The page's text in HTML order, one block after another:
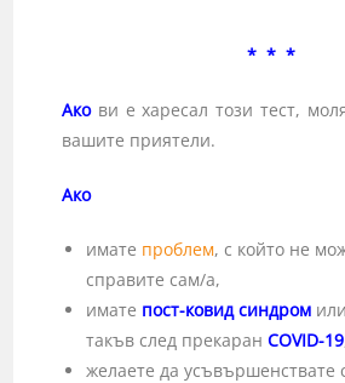
* * *
Ако ви е харесал този тест,
вашите приятели.
Ако
имате проблем, с който не
справите сам/а,
имате пост-ковид синдром
такъв след прекаранCOVID-19
желаете да усъвършенствате